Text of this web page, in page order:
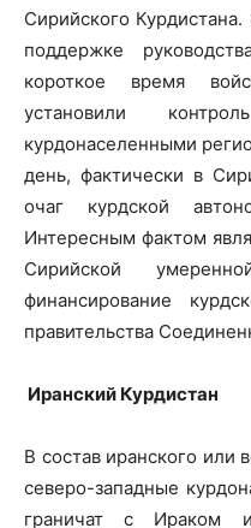
Сирийского
поддержке
короткое время
установили
курдонаселенными
день, фактически в
очаг курдской
Интересным фактом
Сирийской
финансирование
правительства
Иранский Курдистан
В состав иранского или
северо-западные
граничат с Ираком